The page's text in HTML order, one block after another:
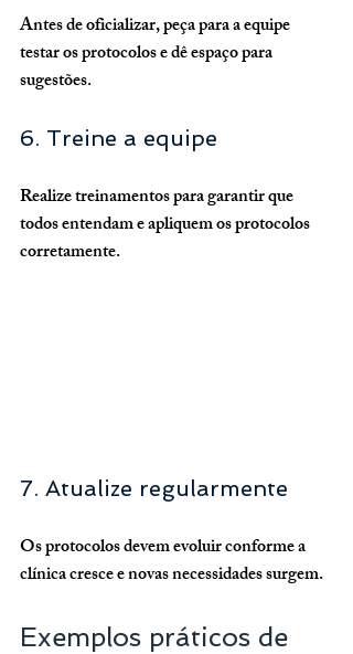
Antes de oficializar, peça para a equipe
testar os protocolos e dê espaço para
sugestões.
6. Treine a equipe
Realize treinamentos para garantir que
todos entendam e apliquem os protocolos
corretamente.
7. Atualize regularmente
Os protocolos devem evoluir conforme a
clínica cresce e novas necessidades surgem.
Exemplos práticos de